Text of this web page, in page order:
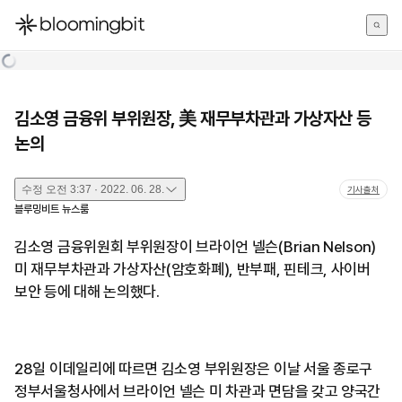
한국어
김소영 금융위 부위원장, 美 재무부차관과 가상자산 등
논의
수정 오전 3:37 · 2022. 06. 28. 기사출처
블루밍비트 뉴스룸
김소영 금융위원회 부위원장이 브라이언 넬슨(Brian Nelson)
미 재무부차관과 가상자산(암호화폐), 반부패, 핀테크, 사이버
보안 등에 대해 논의했다.
28일 이데일리에 따르면 김소영 부위원장은 이날 서울 종로구
정부서울청사에서 브라이언 넬슨 미 차관과 면담을 갖고 양국간